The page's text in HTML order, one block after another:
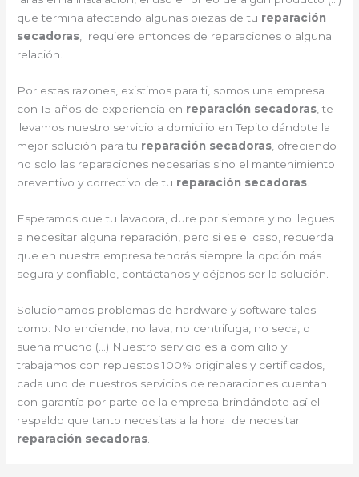
que termina afectando algunas piezas de tu reparación
secadoras , requiere entonces de reparaciones o alguna
relación.
Por estas razones, existimos para ti, somos una empresa
con 15 años de experiencia en reparación secadoras , te
llevamos nuestro servicio a domicilio en Tepito dándote la
mejor solución para tu reparación secadoras , ofreciendo
no solo las reparaciones necesarias sino el mantenimiento
preventivo y correctivo de tu reparación secadoras
Esperamos que tu lavadora, dure por siempre y no llegues
a necesitar alguna reparación, pero si es el caso, recuerda
que en nuestra empresa tendrás siempre la opción más
segura y confiable, contáctanos y déjanos ser la solución.
Solucionamos problemas de hardware y software tales
como: No enciende, no lava, no centrifuga, no seca, o
suena mucho (…) Nuestro servicio es a domicilio y
trabajamos con repuestos 100% originales y certificados,
cada uno de nuestros servicios de reparaciones cuentan
con garantía por parte de la empresa brindándote así el
respaldo que tanto necesitas a la hora de necesitar
reparación secadoras